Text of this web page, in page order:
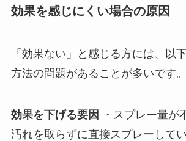
効果を感じにくい場合の原因
「効果ない」と感じる方には、以
方法の問題があることが多いです。
効果を下げる要因
・スプレー量が
汚れを取らずに直接スプレーして